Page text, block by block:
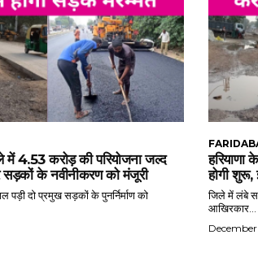
में 4.53 करोड़ की परियोजना जल्द
सड़कों के नवीनीकरण को मंजूरी
दो प्रमुख सड़कों के पुनर्निर्माण को
हरियाणा
होगी
जिले में लंबे
आखिरकार...